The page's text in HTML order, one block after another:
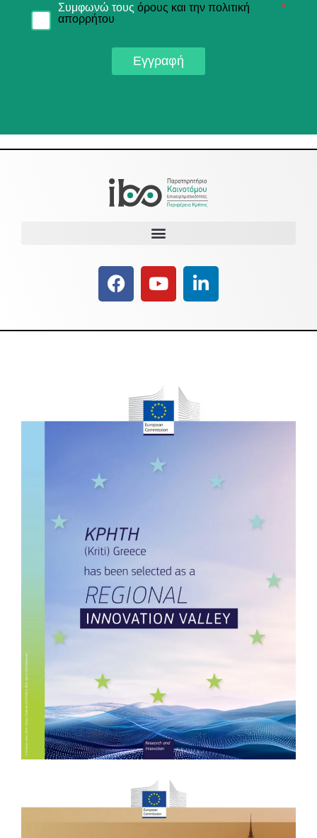
Συμφωνώ τους όρους και την πολιτική
απορρήτου
*
Εγγραφή